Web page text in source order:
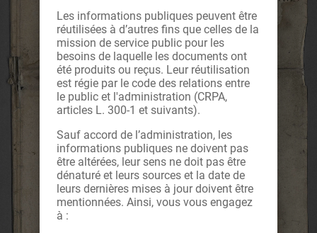
Les informations publiques peuvent être
réutilisées à d’autres fins que celles de la
mission de service public pour les
besoins de laquelle les documents ont
été produits ou reçus. Leur réutilisation
est régie par le code des relations entre
le public et l'administration (CRPA,
articles L. 300-1 et suivants).
Sauf accord de l’administration, les
informations publiques ne doivent pas
être altérées, leur sens ne doit pas être
dénaturé et leurs sources et la date de
leurs dernières mises à jour doivent être
mentionnées. Ainsi, vous vous engagez
à :